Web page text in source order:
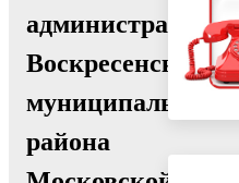
администрации
Воскресенского
муниципального
района